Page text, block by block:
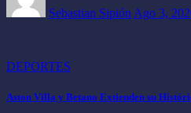
Sebastian Sipión Ago 3,
DEPORTES
Aston Villa y Betano Extienden su